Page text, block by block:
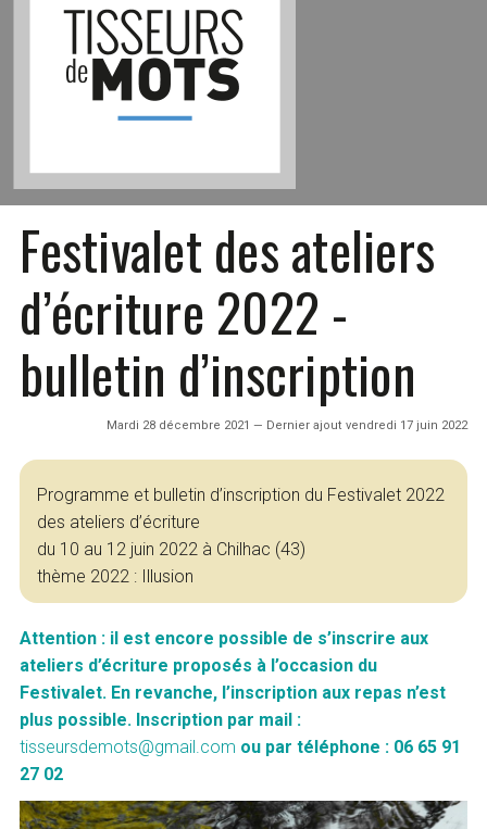
Festivalet des ateliers
d’écriture 2022 -
bulletin d’inscription
Mardi 28 décembre 2021 — Dernier ajout vendredi 17 juin 2022
Programme et bulletin d’inscription du Festivalet 2022
des ateliers d’écriture
du 10 au 12 juin 2022 à Chilhac (43)
thème 2022 : Illusion
Attention : il est encore possible de s’inscrire aux
ateliers d’écriture proposés à l’occasion du
Festivalet. En revanche, l’inscription aux repas n’est
plus possible. Inscription par mail :
tisseursdemots@gmail.com ou par téléphone : 06 65 91
27 02